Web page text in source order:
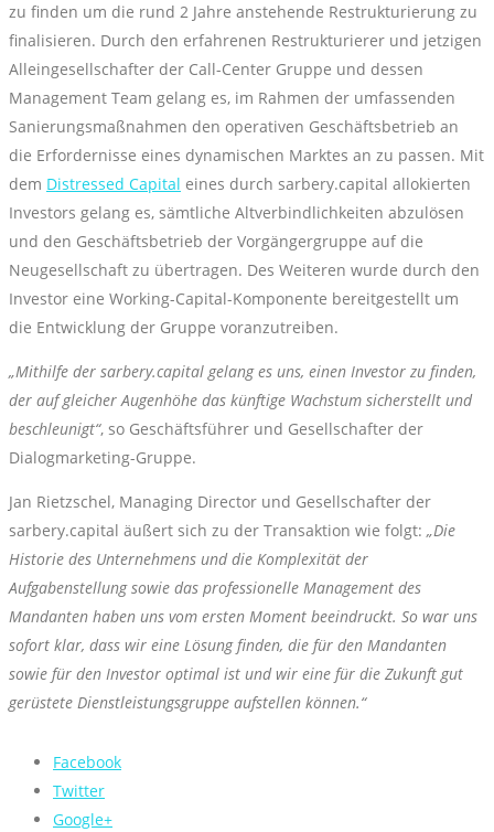
zu finden um die rund 2 Jahre anstehende Restrukturierung zu
finalisieren. Durch den erfahrenen Restrukturierer und jetzigen
Alleingesellschafter der Call-Center Gruppe und dessen
Management Team gelang es, im Rahmen der umfassenden
Sanierungsmaßnahmen den operativen Geschäftsbetrieb an
die Erfordernisse eines dynamischen Marktes an zu passen. Mit
dem Distressed Capital eines durch sarbery.capital allokierten
Investors gelang es, sämtliche Altverbindlichkeiten abzulösen
und den Geschäftsbetrieb der Vorgängergruppe auf die
Neugesellschaft zu übertragen. Des Weiteren wurde durch den
Investor eine Working-Capital-Komponente bereitgestellt um
die Entwicklung der Gruppe voranzutreiben.
„Mithilfe der sarbery.capital gelang es uns, einen Investor zu finden,
der auf gleicher Augenhöhe das künftige Wachstum sicherstellt und
beschleunigt“, so Geschäftsführer und Gesellschafter der
Dialogmarketing-Gruppe.
Jan Rietzschel, Managing Director und Gesellschafter der
sarbery.capital äußert sich zu der Transaktion wie folgt: „Die
Historie des Unternehmens und die Komplexität der
Aufgabenstellung sowie das professionelle Management des
Mandanten haben uns vom ersten Moment beeindruckt. So war uns
sofort klar, dass wir eine Lösung finden, die für den Mandanten
sowie für den Investor optimal ist und wir eine für die Zukunft gut
gerüstete Dienstleistungsgruppe aufstellen können.“
Facebook
Twitter
Google+